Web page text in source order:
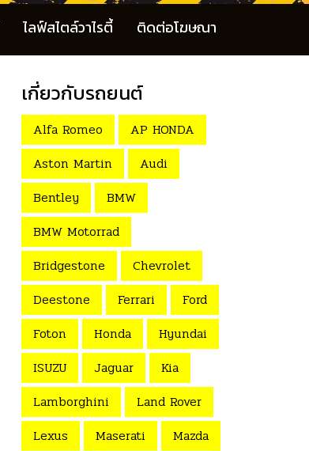
ไลฟ์สไตล์วาไรตี้ ติดต่อโฆษณา
เกี่ยวกับรถยนต์
Alfa Romeo
AP HONDA
Aston Martin
Audi
Bentley
BMW
BMW Motorrad
Bridgestone
Chevrolet
Deestone
Ferrari
Ford
Foton
Honda
Hyundai
ISUZU
Jaguar
Kia
Lamborghini
Land Rover
Lexus
Maserati
Mazda